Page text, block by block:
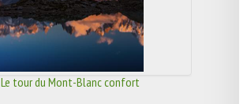
Le tour du Mont-Blanc confort